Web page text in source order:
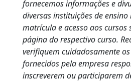
fornecemos informações e
diversas instituições de
matrícula e acesso aos
página do respectivo curso.
verifiquem cuidadosamente
fornecidos pela empresa
inscreverem ou participarem